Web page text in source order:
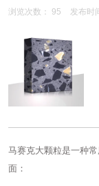
浏览次数： 95 发布时
马赛克大颗粒是一种
面：